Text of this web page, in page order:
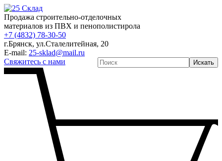
Продажа строительно-отделочных
материалов из ПВХ и пенополистирола
+7 (4832) 78-30-50
г.Брянск, ул.Сталелитейная, 20
E-mail: 25-sklad@mail.ru
Свяжитесь с нами
Искать